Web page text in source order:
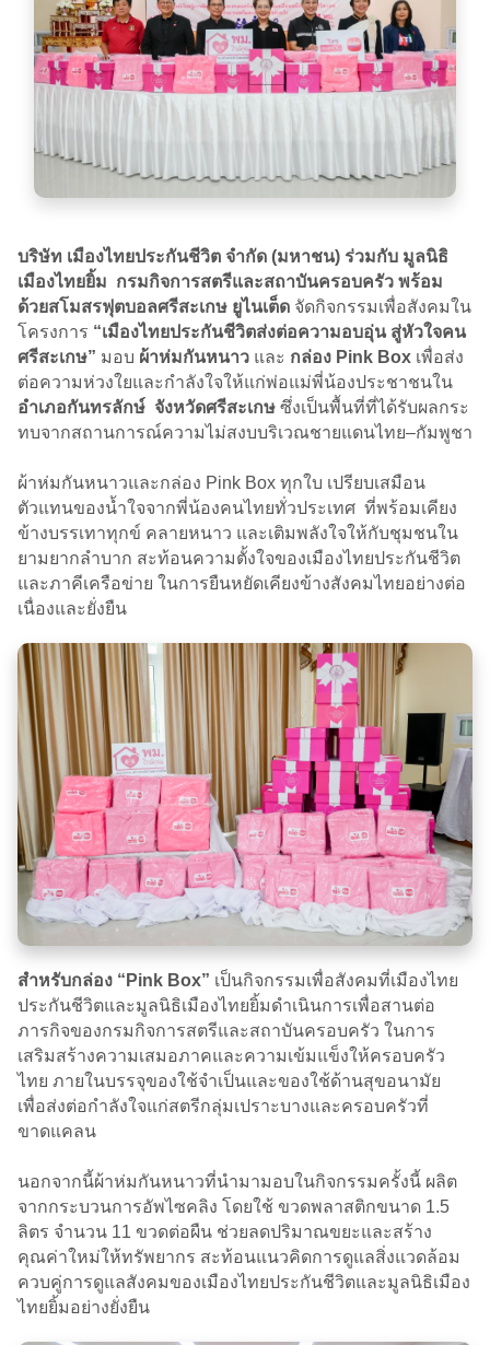
บริษัท เมืองไทยประกันชีวิต จำกัด (มหาชน) ร่วมกับ มูลนิธิ
เมืองไทยยิ้ม กรมกิจการสตรีและสถาบันครอบครัว พร้อม
ด้วยสโมสรฟุตบอลศรีสะเกษ ยูไนเต็ด จัดกิจกรรมเพื่อสังคมใน
โครงการ “เมืองไทยประกันชีวิตส่งต่อความอบอุ่น สู่หัวใจคน
ศรีสะเกษ” มอบ ผ้าห่มกันหนาว และ กล่อง Pink Box เพื่อส่ง
ต่อความห่วงใยและกำลังใจให้แก่พ่อแม่พี่น้องประชาชนใน
อำเภอกันทรลักษ์ จังหวัดศรีสะเกษ ซึ่งเป็นพื้นที่ที่ได้รับผลกระ
ทบจากสถานการณ์ความไม่สงบบริเวณชายแดนไทย–กัมพูชา
ผ้าห่มกันหนาวและกล่อง Pink Box ทุกใบ เปรียบเสมือน
ตัวแทนของน้ำใจจากพี่น้องคนไทยทั่วประเทศ ที่พร้อมเคียง
ข้างบรรเทาทุกข์ คลายหนาว และเติมพลังใจให้กับชุมชนใน
ยามยากลำบาก สะท้อนความตั้งใจของเมืองไทยประกันชีวิต
และภาคีเครือข่าย ในการยืนหยัดเคียงข้างสังคมไทยอย่างต่อ
เนื่องและยั่งยืน
สำหรับกล่อง “Pink Box” เป็นกิจกรรมเพื่อสังคมที่เมืองไทย
ประกันชีวิตและมูลนิธิเมืองไทยยิ้มดำเนินการเพื่อสานต่อ
ภารกิจของกรมกิจการสตรีและสถาบันครอบครัว ในการ
เสริมสร้างความเสมอภาคและความเข้มแข็งให้ครอบครัว
ไทย ภายในบรรจุของใช้จำเป็นและของใช้ด้านสุขอนามัย
เพื่อส่งต่อกำลังใจแก่สตรีกลุ่มเปราะบางและครอบครัวที่
ขาดแคลน
นอกจากนี้ผ้าห่มกันหนาวที่นำมามอบในกิจกรรมครั้งนี้ ผลิต
จากกระบวนการอัพไซคลิง โดยใช้ ขวดพลาสติกขนาด 1.5
ลิตร จำนวน 11 ขวดต่อผืน ช่วยลดปริมาณขยะและสร้าง
คุณค่าใหม่ให้ทรัพยากร สะท้อนแนวคิดการดูแลสิ่งแวดล้อม
ควบคู่การดูแลสังคมของเมืองไทยประกันชีวิตและมูลนิธิเมือง
ไทยยิ้มอย่างยั่งยืน